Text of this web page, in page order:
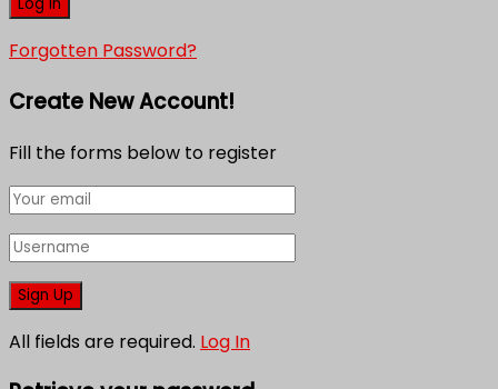
Forgotten Password?
Create New Account!
Fill the forms below to register
All fields are required. Log In